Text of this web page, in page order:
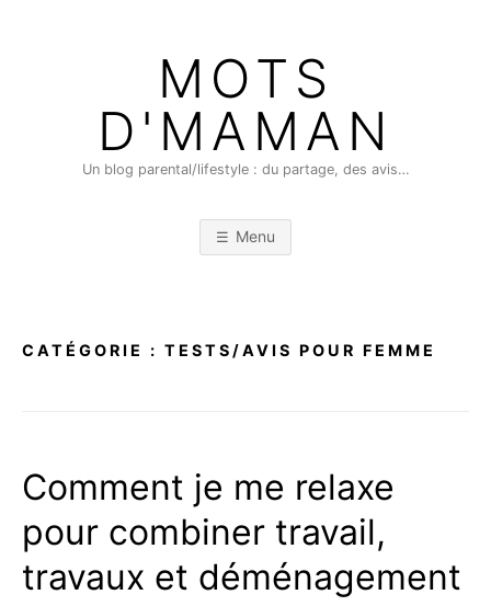
MOTS
D'MAMAN
Un blog parental/lifestyle : du partage, des avis…
Menu
CATÉGORIE : TESTS/AVIS POUR FEMME
Comment je me relaxe
pour combiner travail,
travaux et déménagement